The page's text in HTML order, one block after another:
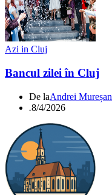
Azi in Cluj
Bancul zilei în Cluj
De laAndrei Mureșan
.8/4/2026